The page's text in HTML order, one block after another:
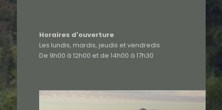
Horaires d'ouverture
Les lundis, mardis, jeudis et vendredis
De 9h00 à 12h00 et de 14h00 à 17h30